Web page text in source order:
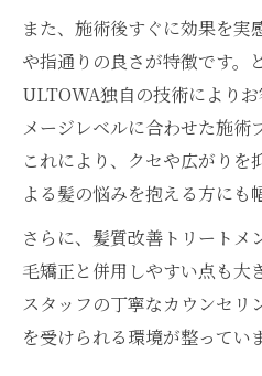
また、施術後すぐに効果を実
や指通りの良さが特徴です。
ULTOWA独自の技術により
メージレベルに合わせた施術
これにより、クセや広がりを
よる髪の悩みを抱える方にも
さらに、髪質改善トリートメ
毛矯正と併用しやすい点も大
スタッフの丁寧なカウンセリ
を受けられる環境が整ってい